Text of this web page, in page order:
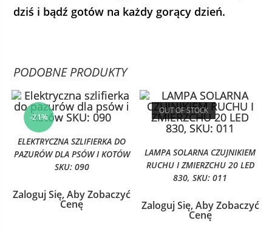
dziś i bądź gotów na każdy gorący dzień.
PODOBNE PRODUKTY
-21%
ELEKTRYCZNA SZLIFIERKA DO
PAZURÓW DLA PSÓW I KOTÓW
SKU: 090
Zaloguj Się, Aby Zobaczyć
Cenę
OUT OF STOCK
LAMPA SOLARNA CZUJNIKIEM
RUCHU I ZMIERZCHU 20 LED
830, SKU: 011
Zaloguj Się, Aby Zobaczyć
Cenę